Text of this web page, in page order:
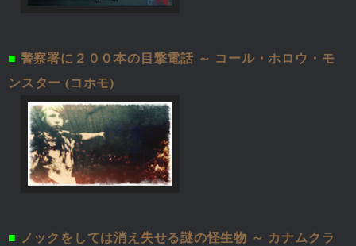
■ 警察署に２００本の目撃電話 ～ コール・ホロウ・モ
ンスター (コホモ)
■
ノックをしては消え失せる謎の怪生物 ～ カナムクラ